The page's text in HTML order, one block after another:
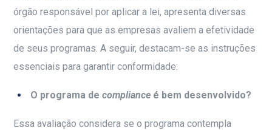
órgão responsável por aplicar a lei, apresenta diversas
orientações para que as empresas avaliem a efetividade
de seus programas. A seguir, destacam-se as instruções
essenciais para garantir conformidade:
O programa decompliance é bem desenvolvido?
Essa avaliação considera se o programa contempla